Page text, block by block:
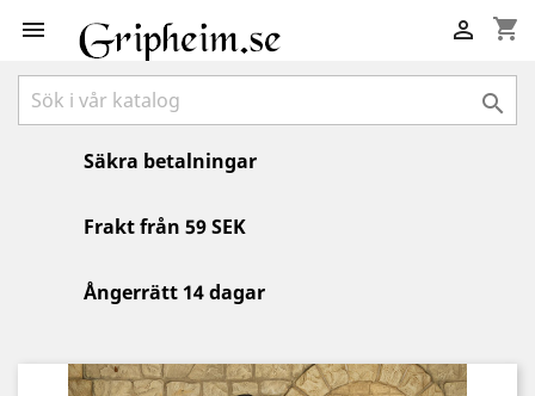
 shopping_cart


Säkra betalningar
Frakt från 59 SEK
Ångerrätt 14 dagar